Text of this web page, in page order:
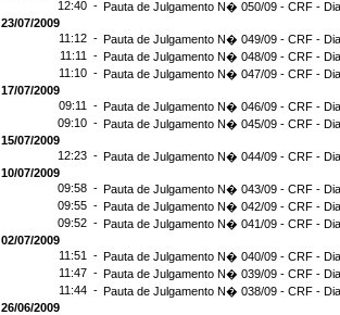
12:40 - Pauta de Julgamento N� 050/09 - CRF -
23/07/2009
11:12 - Pauta de Julgamento N� 049/09 - CRF -
11:11 - Pauta de Julgamento N� 048/09 - CRF -
11:10 - Pauta de Julgamento N� 047/09 - CRF -
17/07/2009
09:11 - Pauta de Julgamento N� 046/09 - CRF -
09:10 - Pauta de Julgamento N� 045/09 - CRF -
15/07/2009
12:23 - Pauta de Julgamento N� 044/09 - CRF -
10/07/2009
09:58 - Pauta de Julgamento N� 043/09 - CRF -
09:55 - Pauta de Julgamento N� 042/09 - CRF -
09:52 - Pauta de Julgamento N� 041/09 - CRF -
02/07/2009
11:51 - Pauta de Julgamento N� 040/09 - CRF -
11:47 - Pauta de Julgamento N� 039/09 - CRF -
11:44 - Pauta de Julgamento N� 038/09 - CRF -
26/06/2009